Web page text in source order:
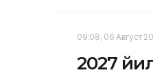
09:08, 06 Август
2027